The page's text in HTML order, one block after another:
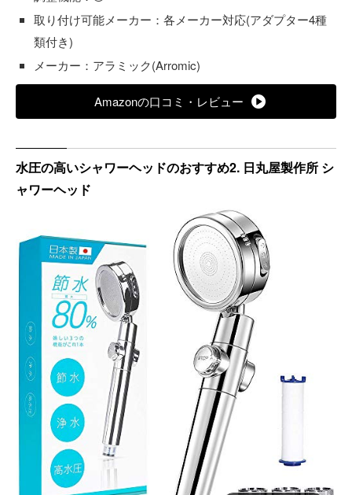
取り付け可能メーカー：各メーカー対応(アダプター4種
類付き)
メーカー：アラミック(Arromic)
Amazonの口コミ・レビュー
水圧の高いシャワーヘッドのおすすめ2. 日丸屋製作所 シ
ャワーヘッド